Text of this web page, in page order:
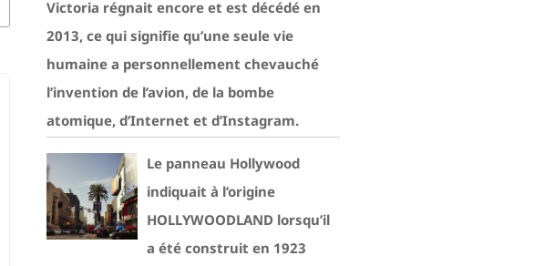
Victoria régnait encore et est décédé en
2013, ce qui signifie qu’une seule vie
humaine a personnellement chevauché
l’invention de l’avion, de la bombe
atomique, d’Internet et d’Instagram.
Le panneau Hollywood
indiquait à l’origine
HOLLYWOODLAND lorsqu’il
a été construit en 1923